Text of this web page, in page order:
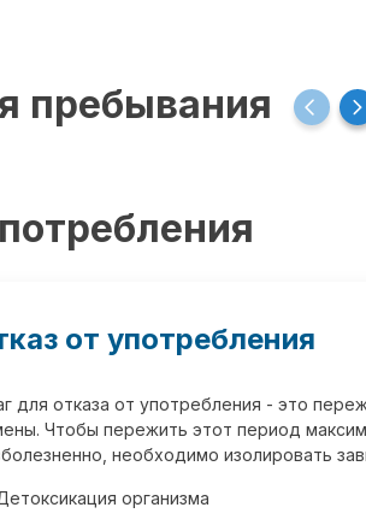
пребывания
от употребления
для отказа от употребления - это
Чтобы пережить этот период
необходимо изолировать
организма